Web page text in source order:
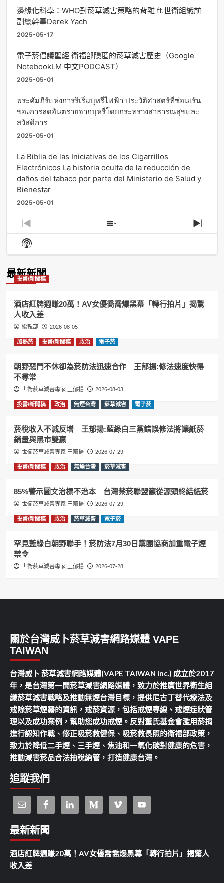
邊緣化科學：WHO對菸草減害策略的背離 ft.世衛組織前
副總幹事Derek Yach
2025-05-17
電子菸倡議聖經 衛福部隱匿的菸草減害歷史（Google
NotebookLM 中文PODCAST）
2025-05-01
พระคัมภีร์แห่งการริเริ่มบุหรี่ไฟฟ้า ประวัติศาสตร์ที่ซ่อนเร้น
ของการลดอันตรายจากบุหรี่โดยกระทรวงสาธารณสุขและ
สวัสดิการ
2025-05-01
La Biblia de las Iniciativas de los Cigarrillos
Electrónicos La historia oculta de la reducción de
daños del tabaco por parte del Ministerio de Salud y
Bienestar
2025-05-01
Previous
Episode
Show
Episodes
Next
Show
Podcast
最新新聞
投書/新聞稿
酒店紅牌週賺20萬！AV女優喬喬爆黑幕「轉行拍片」揭驚
人收入差
編輯部 2026-08-05
加熱菸 投書/新聞稿 政治 電子菸
朝野惡鬥不休卻為菸防法迅速合作 王郁揚:修法速度快得
不尋常
世衛菸草減害專家 王郁揚 2026-08-03
投書/新聞稿 政治 無煙台灣 菸草減害 電子菸
菸稅收入不減反增 王郁揚:藍綠白三黨錯誤修法將讓紙菸
銷量與黑市雙贏
世衛菸草減害專家 王郁揚 2026-07-29
投書/新聞稿 政治 無煙台灣 菸草減害
85%警示圖文治標不治本 台灣禁菸聯盟籲從源頭終結紙菸
世衛菸草減害專家 王郁揚 2026-07-29
投書/新聞稿 政治 菸草減害 電子菸
罕見藍綠白朝野聯手！菸防法7月30日黨團協商加重電子煙
禁令
世衛菸草減害專家 王郁揚 2026-07-28
關於台灣威卜菸草減害網路媒體 VAPE
TAIWAN
台灣威卜 菸草減害網路媒體(VAPE TAIWAN Inc.) 成立於2017
年，是台灣第一間菸草減害網路媒體，致力於推廣世界衛生組
織菸草減害戰略及推動無煙台灣目標，提供尼古丁替代療法及
戒除菸草煙霧的資訊，戒菸資源，包括戒煙專線、戒煙症狀管
理以及成功案例，幫助您成功戒煙。反對董氏基金會濫用菸捐
進行認知作戰、修正吸菸救健保、吸菸救長照的衛福部政策，
致力於降低二手煙、三手煙、焦油和一氧化碳對健康的危害，
推動減害菸品合法抽稅納管，打造健康台灣。
追蹤我們
最新新聞
酒店紅牌週賺20萬！AV女優喬喬爆黑幕「轉行拍片」揭驚人
收入差